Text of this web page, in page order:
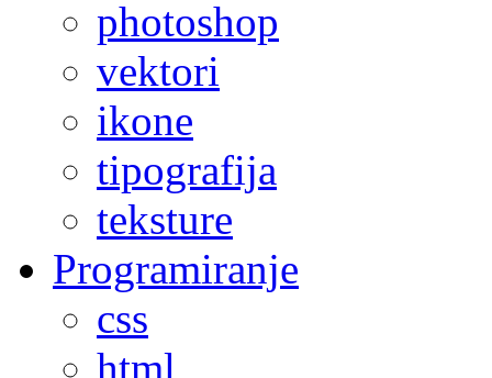
photoshop
vektori
ikone
tipografija
teksture
Programiranje
css
html